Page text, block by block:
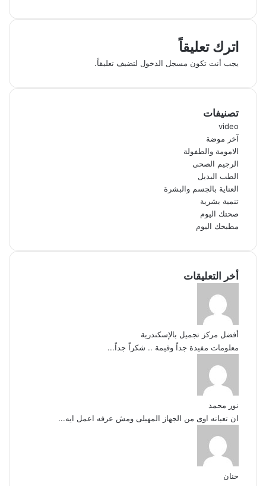
اترك تعليقاً
يجب أنت تكون مسجل الدخول لتضيف تعليقاً.
تصنيفات
video
آخر موضة
الامومة والطفولة
الرجيم الصحى
الطب البديل
العناية بالجسم والبشرة
تنمية بشرية
صحتك اليوم
مطبخك اليوم
أخر التعليقات
أفضل مركز تجميل بالإسكندرية
معلومات مفيدة جداً وقيمة .. شكراً جداً...
نور محمد
ان تعبانه اوى من الجهاز المهبلى ومش عرفه اعمل ايه...
حنان